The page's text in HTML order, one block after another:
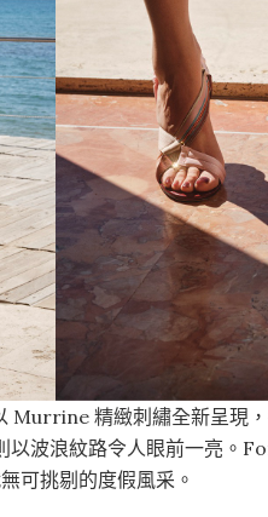
Murrine 精緻刺繡全新呈現
以波浪紋路令人眼前一亮。
可挑剔的度假風采。